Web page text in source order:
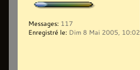
Messages: 117
Enregistré le: Dim 8 Mai 2005, 10:02